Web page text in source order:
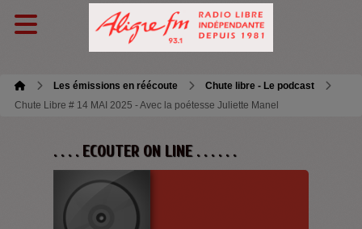
Les émissions en réécoute
Chute libre - Le podcast
Chute Libre # 14 MAI 2025 - Avec la poétesse Juliette Manel
. . . . ECOUTER ON LINE . . . . . .